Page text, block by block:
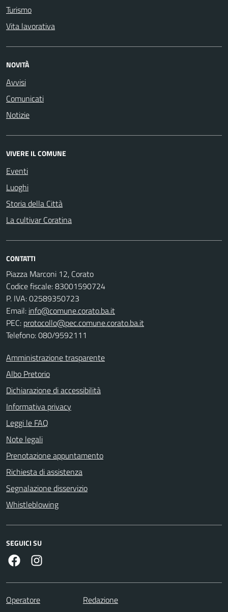
Turismo
Vita lavorativa
NOVITÀ
Avvisi
Comunicati
Notizie
VIVERE IL COMUNE
Eventi
Luoghi
Storia della Città
La cultivar Coratina
CONTATTI
Piazza Marconi 12, Corato
Codice fiscale: 83001590724
P. IVA: 02589350723
Email: info@comune.corato.ba.it
PEC: protocollo@pec.comune.corato.ba.it
Telefono: 080/9592111
Amministrazione trasparente
Albo Pretorio
Dichiarazione di accessibilità
Informativa privacy
Leggi le FAQ
Note legali
Prenotazione appuntamento
Richiesta di assistenza
Segnalazione disservizio
Whistleblowing
SEGUICI SU
Facebook
Operatore Redazione